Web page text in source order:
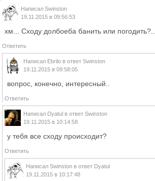
Написал Swinston
19.11.2015 в 09:56:53
хм... Сходу долбоеба банить или погодить?..
Ответить
Написал Ebrilo в ответ Swinston
19.11.2015 в 09:58:05
вопрос, конечно, интересный..
Ответить
Написал Dyatul в ответ Swinston
19.11.2015 в 10:14:58
у тебя все сходу происходит?
Ответить
Написал Swinston в ответ Dyatul
19.11.2015 в 10:17:48